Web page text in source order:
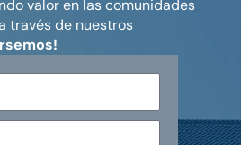
valor en las comunidades
través de nuestros